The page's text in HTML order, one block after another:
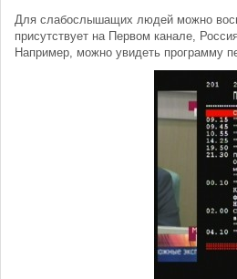
Для слабослышащих людей можно
присутствует на Первом канале,
Например, можно увидеть программу